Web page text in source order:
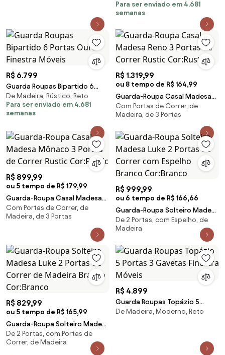
Para ser enviado em 4.681
semanas
R$ 6.799
Guarda Roupas Bipartido 6
Portas Ouro Finestra Móveis
De Madeira, Rústico, Reto
Para ser enviado em 4.681
semanas
R$ 1.319,99
ou 8 tempo de R$ 164,99
Guarda-Roupa Casal Madesa
Reno 3 Portas de Correr Rustic
Cor:Rustic
Com Portas de Correr, de
Madeira, de 3 Portas
R$ 899,99
ou 5 tempo de R$ 179,99
Guarda-Roupa Casal Madesa
Mônaco 3 Portas de Correr
Rustic Cor:Rustic
Com Portas de Correr, de
Madeira, de 3 Portas
R$ 999,99
ou 6 tempo de R$ 166,66
Guarda-Roupa Solteiro Madesa
Luke 2 Portas de Correr com
Espelho Branco Cor:Branco
De 2 Portas, com Espelho, de
Madeira
R$ 829,99
ou 5 tempo de R$ 165,99
Guarda-Roupa Solteiro Madesa
Luke 2 Portas de Correr de
Madeira Branco Cor:Branco
De 2 Portas, com Portas de
Correr, de Madeira
R$ 4.899
Guarda Roupas Topázio 5
Portas 3 Gavetas Finestra
De Madeira, Moderno, Reto